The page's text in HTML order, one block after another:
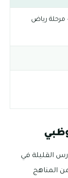
رياض الأطفال 1 – مرحلة رياض
القليلة في
المناهج